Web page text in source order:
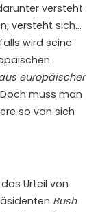
versteht
versteht sich…
wird seine
europäischer
muss man
so von sich
Urteil von
Bush